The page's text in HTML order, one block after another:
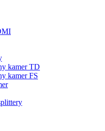
kamer TD
kamer FS